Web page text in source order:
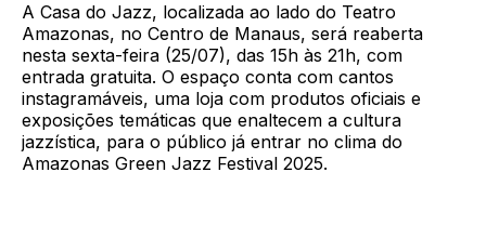
A Casa do Jazz, localizada ao lado do Teatro
Amazonas, no Centro de Manaus, será reaberta
nesta sexta-feira (25/07), das 15h às 21h, com
entrada gratuita. O espaço conta com cantos
instagramáveis, uma loja com produtos oficiais e
exposições temáticas que enaltecem a cultura
jazzística, para o público já entrar no clima do
Amazonas Green Jazz Festival 2025.